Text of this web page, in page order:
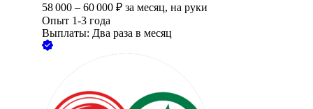
58 000 – 60 000 ₽ за месяц, на руки
Опыт 1-3 года
Выплаты: Два раза в месяц